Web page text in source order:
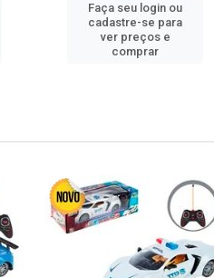
Faça seu login ou
cadastre-se para
ver preços e
comprar